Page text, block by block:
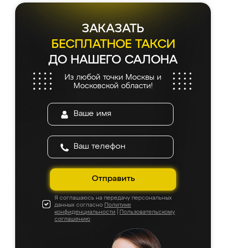
ЗАКАЗАТЬ
БЕСПЛАТНОЕ ТАКСИ
ДО НАШЕГО САЛОНА
Из любой точки Москвы и
Московской области!
Отправить
Я соглашаюсь на передачу персональных
данных согласно Политике
конфиденциальности
Пользовательскому
соглашению